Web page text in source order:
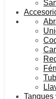
Tanques